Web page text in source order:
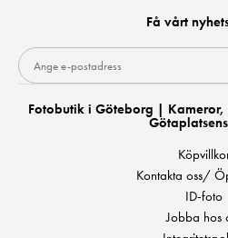
Få vårt
Fotobutik i Göteborg |
Kontakta oss/
ID-foto
Jobba hos